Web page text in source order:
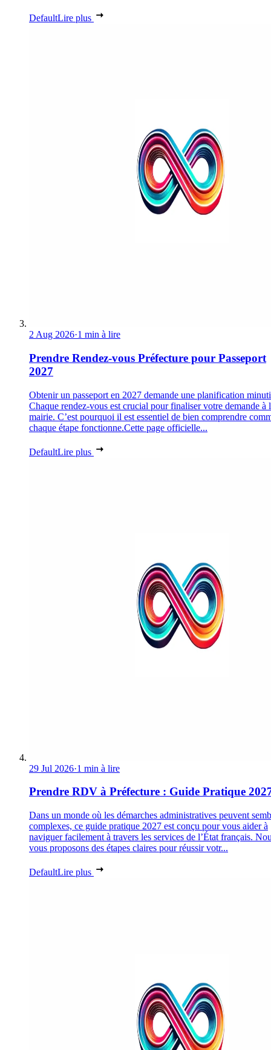
DefaultLire plus
2 Aug 2026·1 min à lire
Prendre Rendez-vous Préfecture pour Passeport
2027
Obtenir un passeport en 2027 demande une planification
Chaque rendez-vous est crucial pour finaliser votre demande à
mairie. C’est pourquoi il est essentiel de bien comprendre
chaque étape fonctionne.Cette page officielle...
DefaultLire plus
29 Jul 2026·1 min à lire
Prendre RDV à Préfecture : Guide Pratique
Dans un monde où les démarches administratives peuvent
complexes, ce guide pratique 2027 est conçu pour vous aider à
naviguer facilement à travers les services de l’État français.
vous proposons des étapes claires pour réussir votr...
DefaultLire plus